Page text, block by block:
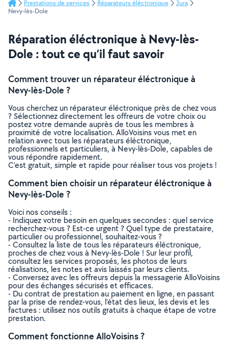
Prestations de services Réparateurs éléctronique
Jura
Nevy-lès-Dole
Réparation éléctronique à Nevy-lès-
Dole : tout ce qu’il faut savoir
Comment trouver un réparateur éléctronique à
Nevy-lès-Dole ?
Vous cherchez un réparateur éléctronique près de chez vous
? Sélectionnez directement les offreurs de votre choix ou
postez votre demande auprès de tous les membres à
proximité de votre localisation. AlloVoisins vous met en
relation avec tous les réparateurs éléctronique,
professionnels et particuliers, à Nevy-lès-Dole, capables de
vous répondre rapidement.
C’est gratuit, simple et rapide pour réaliser tous vos projets !
Comment bien choisir un réparateur éléctronique à
Nevy-lès-Dole ?
Voici nos conseils :
- Indiquez votre besoin en quelques secondes : quel service
recherchez-vous ? Est-ce urgent ? Quel type de prestataire,
particulier ou professionnel, souhaitez-vous ?
- Consultez la liste de tous les réparateurs éléctronique,
proches de chez vous à Nevy-lès-Dole ! Sur leur profil,
consultez les services proposés, les photos de leurs
réalisations, les notes et avis laissés par leurs clients.
- Conversez avec les offreurs depuis la messagerie AlloVoisins
pour des échanges sécurisés et efficaces.
- Du contrat de prestation au paiement en ligne, en passant
par la prise de rendez-vous, l’état des lieux, les devis et les
factures : utilisez nos outils gratuits à chaque étape de votre
prestation.
Comment fonctionne AlloVoisins ?